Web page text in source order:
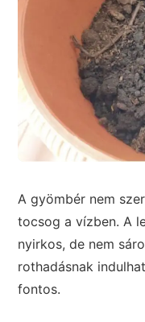
A gyömbér nem
tocsog a vízben. A
nyirkos, de nem
rothadásnak
fontos.